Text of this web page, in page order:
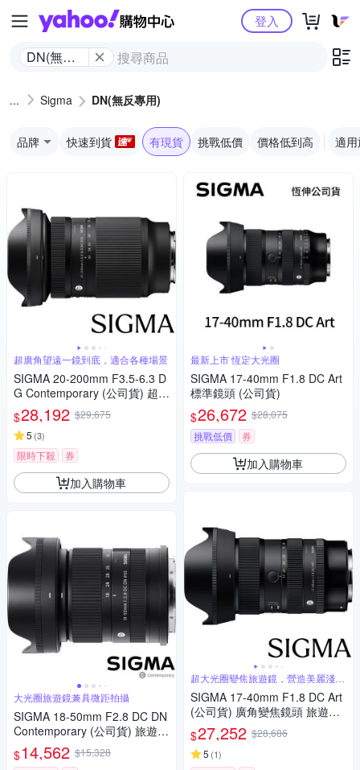
Yahoo購物中心
DN(無反
登入
Sigma DN(無反專用)
品牌 快速到貨 有現貨 挑戰低價 價格低到高 適
超廣角望遠一鏡到底，適合各種場景
SIGMA 20-200mm F3.5-6.3 D
G Contemporary (公司貨) 超廣
角變焦鏡頭 旅遊鏡 全片幅無反
微單眼鏡頭
$28,192 $29,675
5 (3)
限時下殺 券
加入購物車
大光圈旅遊鏡兼具微距拍攝
SIGMA 18-50mm F2.8 DC DN
Contemporary (公司貨) 旅遊鏡
APS-C 無反微單眼專用鏡頭
$14,562 $15,328
最新上市 恆定大光圈
SIGMA 17-40mm F1.8 DC Art
標準鏡頭 (公司貨)
$26,672 $28,075
挑戰低價
券
加入購物車
超大光圈變焦旅遊鏡，營造美麗淺景
深
SIGMA 17-40mm F1.8 DC Art
(公司貨) 廣角變焦鏡頭 旅遊鏡
APS-C 無反微單眼鏡頭
$27,252 $28,686
5 (1)